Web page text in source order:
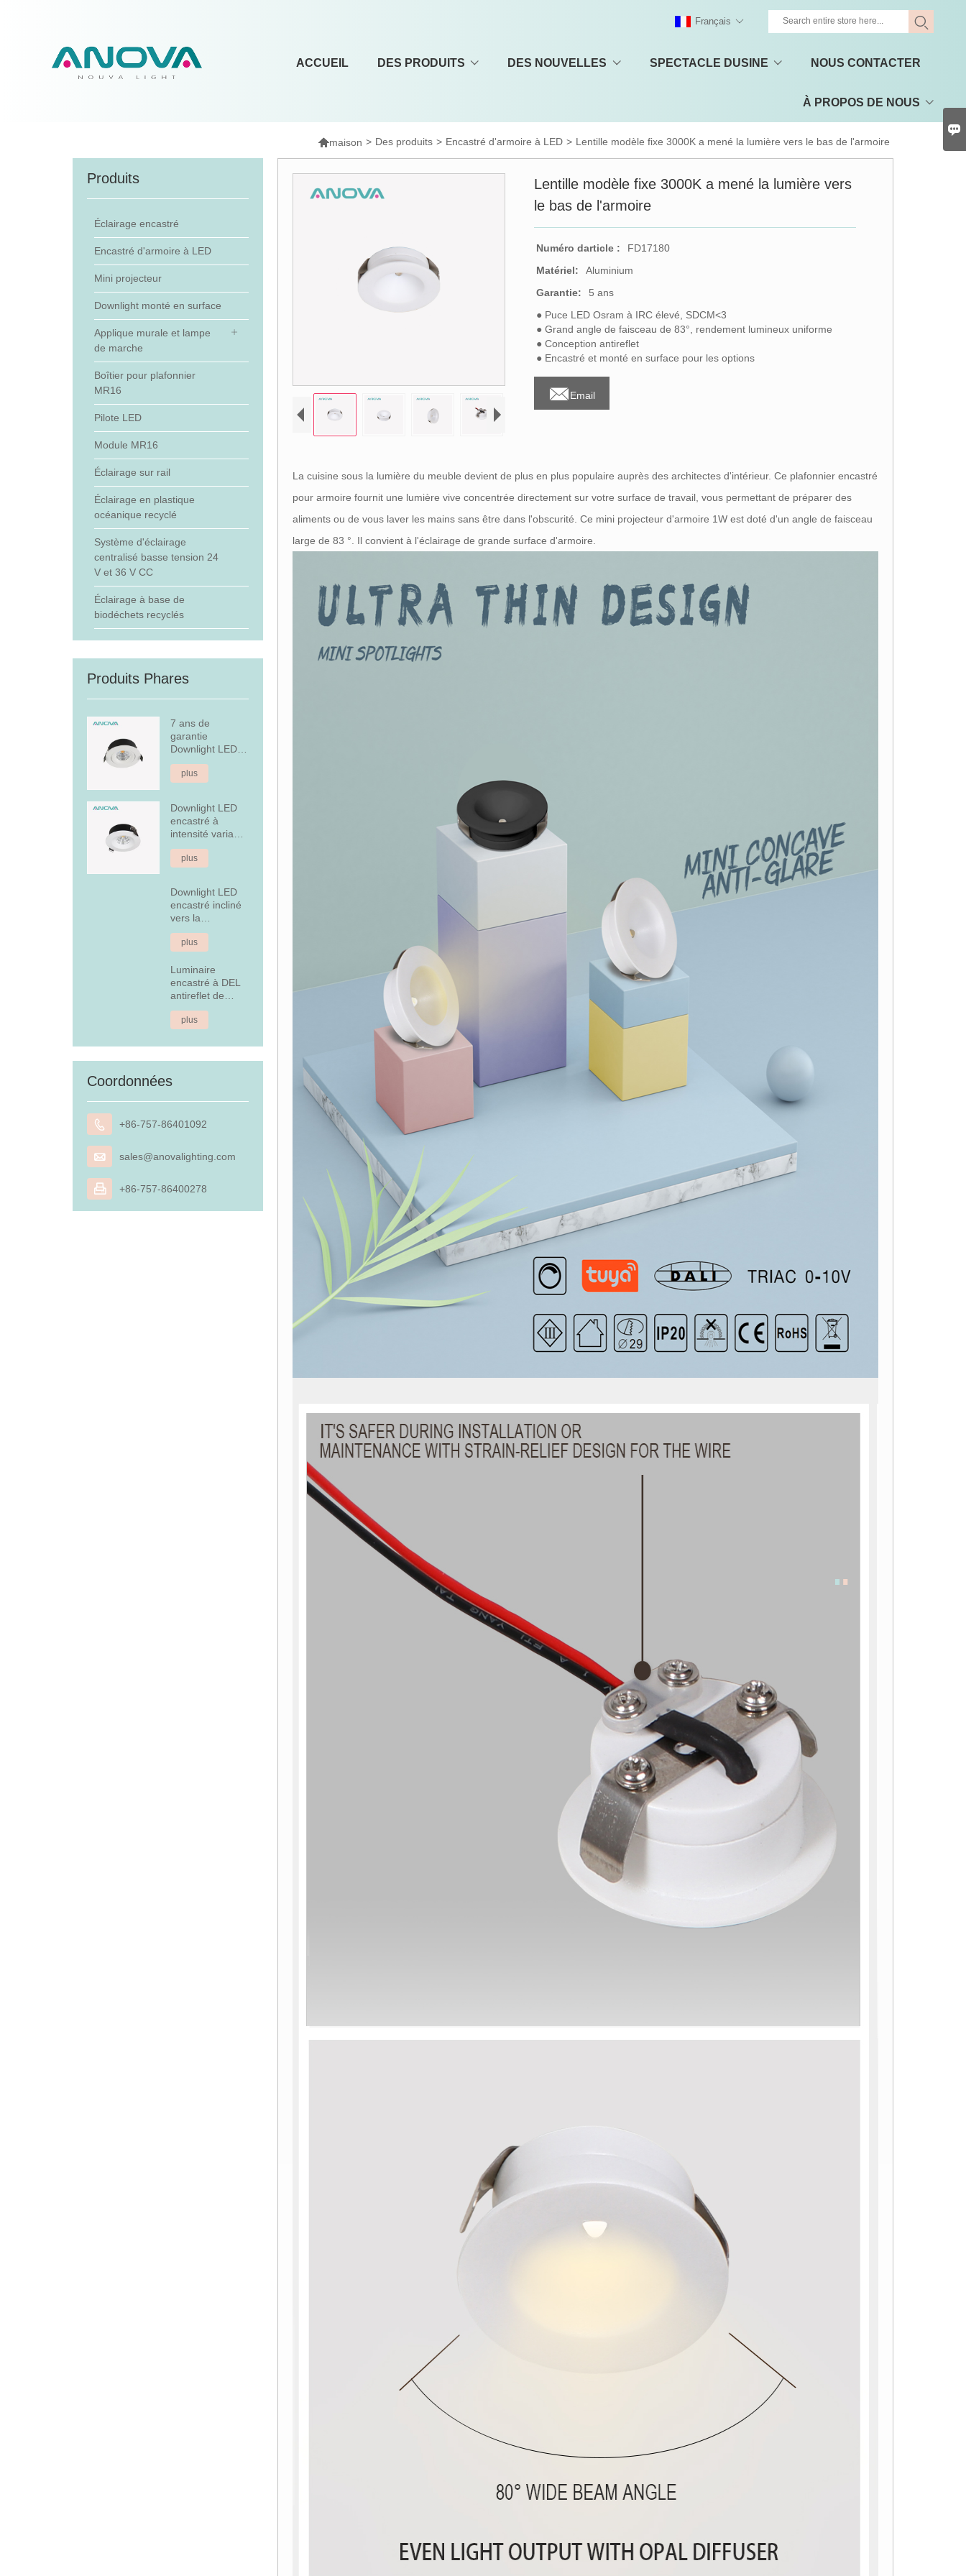
ACCUEIL DES PRODUITS DES NOUVELLES SPECTACLE DUSINE NOUS CONTACTER
À PROPOS DE NOUS
Français
maison > Des produits > Encastré d'armoire à LED > Lentille modèle fixe 3000K a mené la lumière vers le bas de l'armoire
Produits
Éclairage encastré
Encastré d'armoire à LED
Mini projecteur
Downlight monté en surface
Applique murale et lampe
de marche
Boîtier pour plafonnier
MR16
Pilote LED
Module MR16
Éclairage sur rail
Éclairage en plastique
océanique recyclé
Système d'éclairage
centralisé basse tension 24
V et 36 V CC
Éclairage à base de
biodéchets recyclés
Produits Phares
7 ans de
garantie
Downlight LED
encastré à
intensité variable
plus
Downlight LED
encastré à
intensité variable
en aluminium
fixe de 7 W
plus
Downlight LED
encastré incliné
vers la
couverture
arrière
plus
Luminaire
encastré à DEL
antireflet de
4,5 W
plus
Coordonnées
 +86-757-86401092
 sales@anovalighting.com
 +86-757-86400278
Lentille modèle fixe 3000K a mené la lumière vers
le bas de l'armoire
Numéro darticle :
FD17180
Matériel:
Aluminium
Garantie:
5 ans
● Puce LED Osram à IRC élevé, SDCM<3
● Grand angle de faisceau de 83°, rendement lumineux uniforme
● Conception antireflet
● Encastré et monté en surface pour les options
Email
La cuisine sous la lumière du meuble devient de plus en plus populaire auprès des architectes d'intérieur. Ce plafonnier encastré
pour armoire fournit une lumière vive concentrée directement sur votre surface de travail, vous permettant de préparer des
aliments ou de vous laver les mains sans être dans l'obscurité. Ce mini projecteur d'armoire 1W est doté d'un angle de faisceau
large de 83 °. Il convient à l'éclairage de grande surface d'armoire.
